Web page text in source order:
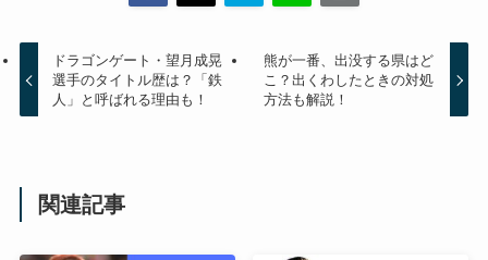
ドラゴンゲート・望月成晃
選手のタイトル歴は？「鉄
人」と呼ばれる理由も！
熊が一番、出没する県はど
こ？出くわしたときの対処
方法も解説！
関連記事